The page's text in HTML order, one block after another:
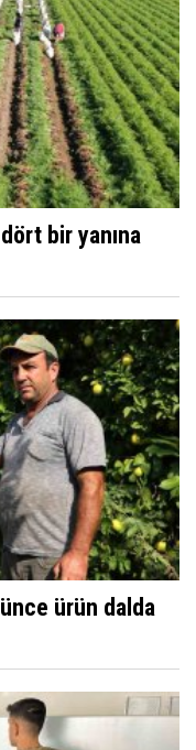
bir yanına
ürün dalda